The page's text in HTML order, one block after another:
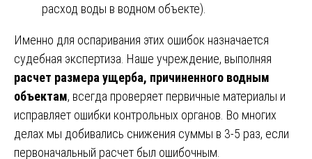
расход воды в водном объекте).
Именно для оспаривания этих ошибок назначается
судебная экспертиза. Наше учреждение, выполняя
расчет размера ущерба, причиненного водным
объектам, всегда проверяет первичные материалы и
исправляет ошибки контрольных органов. Во многих
делах мы добивались снижения суммы в 3-5 раз, если
первоначальный расчет был ошибочным.